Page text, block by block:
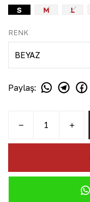
S
M L
RENK
Paylaş: